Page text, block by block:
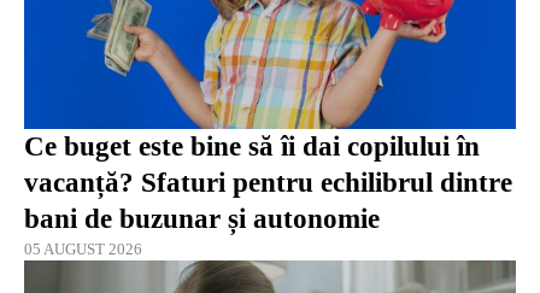
Ce buget este bine să îi dai copilului în
vacanță? Sfaturi pentru echilibrul dintre
bani de buzunar și autonomie
05 AUGUST 2026